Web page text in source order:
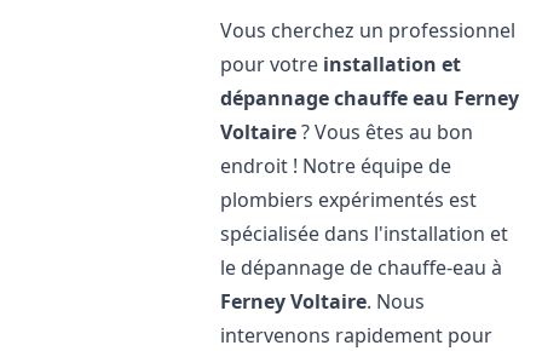
Vous cherchez un professionnel
pour votre installation et
dépannage chauffe eau Ferney
Voltaire? Vous êtes au bon
endroit ! Notre équipe de
plombiers expérimentés est
spécialisée dans l'installation et
le dépannage de chauffe-eau à
Ferney Voltaire. Nous
intervenons rapidement pour